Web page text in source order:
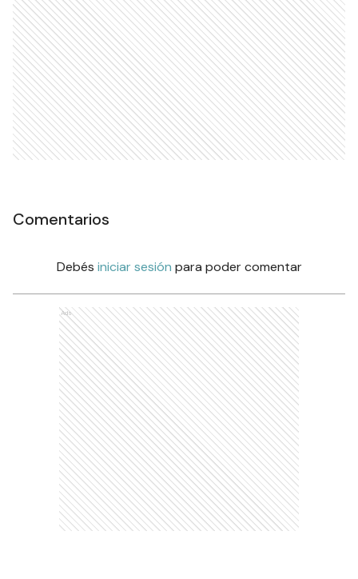
Comentarios
Debés iniciar sesión para poder comentar
Ads